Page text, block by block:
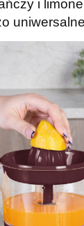
i